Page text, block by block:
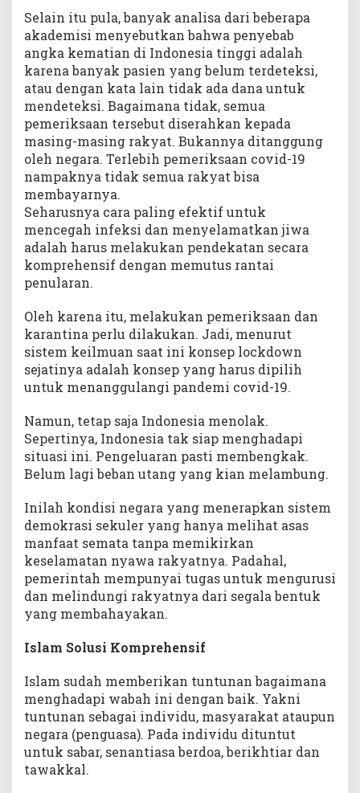
Selain itu pula, banyak analisa dari beberapa
akademisi menyebutkan bahwa penyebab
angka kematian di Indonesia tinggi adalah
karena banyak pasien yang belum terdeteksi,
atau dengan kata lain tidak ada dana untuk
mendeteksi. Bagaimana tidak, semua
pemeriksaan tersebut diserahkan kepada
masing-masing rakyat. Bukannya ditanggung
oleh negara. Terlebih pemeriksaan covid-19
nampaknya tidak semua rakyat bisa
membayarnya.
Seharusnya cara paling efektif untuk
mencegah infeksi dan menyelamatkan jiwa
adalah harus melakukan pendekatan secara
komprehensif dengan memutus rantai
penularan.
Oleh karena itu, melakukan pemeriksaan dan
karantina perlu dilakukan. Jadi, menurut
sistem keilmuan saat ini konsep lockdown
sejatinya adalah konsep yang harus dipilih
untuk menanggulangi pandemi covid-19.
Namun, tetap saja Indonesia menolak.
Sepertinya, Indonesia tak siap menghadapi
situasi ini. Pengeluaran pasti membengkak.
Belum lagi beban utang yang kian melambung.
Inilah kondisi negara yang menerapkan sistem
demokrasi sekuler yang hanya melihat asas
manfaat semata tanpa memikirkan
keselamatan nyawa rakyatnya. Padahal,
pemerintah mempunyai tugas untuk mengurusi
dan melindungi rakyatnya dari segala bentuk
yang membahayakan.
Islam Solusi Komprehensif
Islam sudah memberikan tuntunan bagaimana
menghadapi wabah ini dengan baik. Yakni
tuntunan sebagai individu, masyarakat ataupun
negara (penguasa). Pada individu dituntut
untuk sabar, senantiasa berdoa, berikhtiar dan
tawakkal.